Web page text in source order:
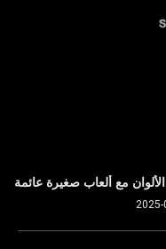
مع ألعاب صغيرة عائمة
2025-